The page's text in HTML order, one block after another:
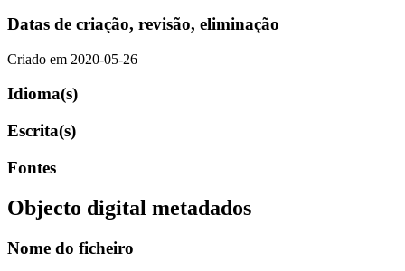
Datas de criação, revisão, eliminação
Criado em 2020-05-26
Idioma(s)
Escrita(s)
Fontes
Objecto digital metadados
Nome do ficheiro